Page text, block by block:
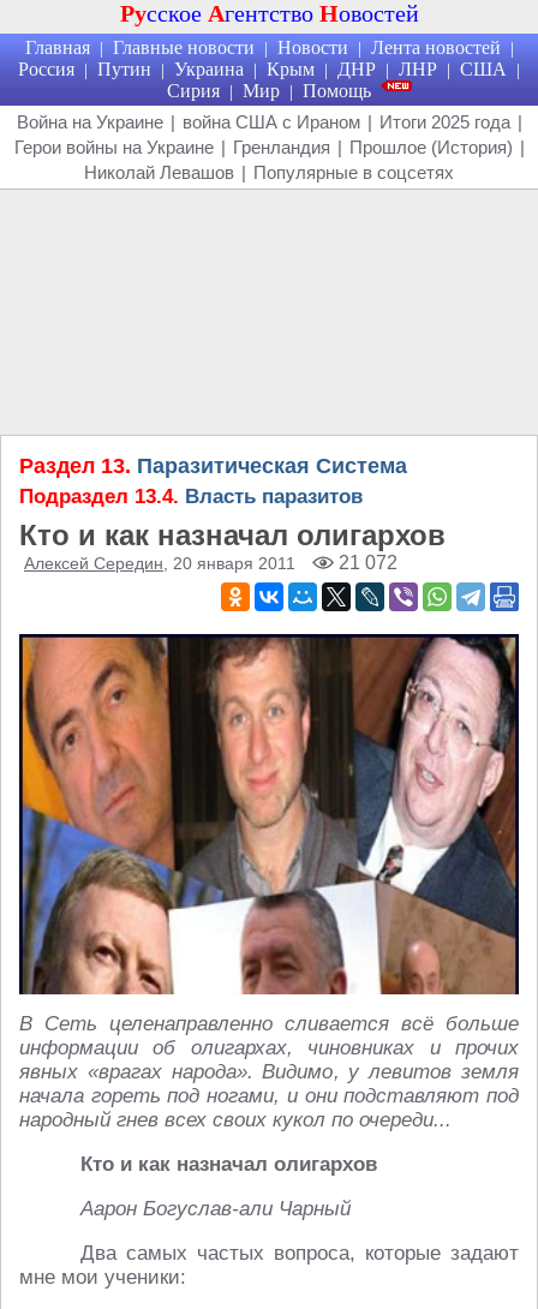
Русское Агентство Новостей
Главная | Главные новости | Новости | Лента новостей |
Россия | Путин | Украина | Крым | ДНР | ЛНР | США |
Сирия | Мир | Помощь
Война на Украине | война США с Ираном | Итоги 2025 года |
Герои войны на Украине | Гренландия | Прошлое (История) |
Николай Левашов | Популярные в соцсетях
Раздел 13. Паразитическая Система
Подраздел 13.4. Власть паразитов
Кто и как назначал олигархов
Алексей Середин , 20 января 2011 21 072
В Сеть целенаправленно сливается всё больше
информации об олигархах, чиновниках и прочих
явных «врагах народа». Видимо, у левитов земля
начала гореть под ногами, и они подставляют под
народный гнев всех своих кукол по очереди...
Кто и как назначал олигархов
Аарон Богуслав-али Чарный
Два самых частых вопроса, которые задают
мне мои ученики: